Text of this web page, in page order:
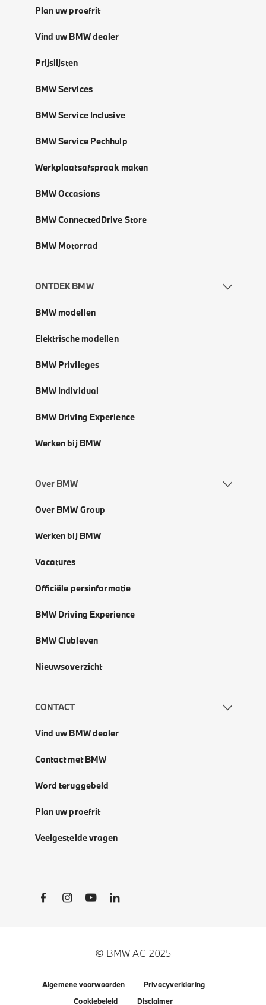
Plan uw proefrit
Vind uw BMW dealer
Prijslijsten
BMW Services
BMW Service Inclusive
BMW Service Pechhulp
Werkplaatsafspraak maken
BMW Occasions
BMW ConnectedDrive Store
BMW Motorrad
ONTDEK BMW
BMW modellen
Elektrische modellen
BMW Privileges
BMW Individual
BMW Driving Experience
Werken bij BMW
Over BMW
Over BMW Group
Werken bij BMW
Vacatures
Officiële persinformatie
BMW Driving Experience
BMW Clubleven
Nieuwsoverzicht
CONTACT
Vind uw BMW dealer
Contact met BMW
Word teruggebeld
Plan uw proefrit
Veelgestelde vragen
Social Links
© BMW AG 2025
Algemene voorwaarden
Privacyverklaring
Cookiebeleid
Disclaimer